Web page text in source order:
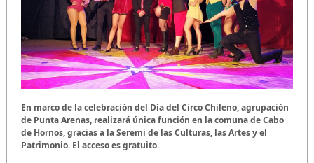
En marco de la celebración del Día del Circo Chileno, agrupación
de Punta Arenas, realizará única función en la comuna de Cabo
de Hornos, gracias a la Seremi de las Culturas, las Artes y el
Patrimonio. El acceso es gratuito.